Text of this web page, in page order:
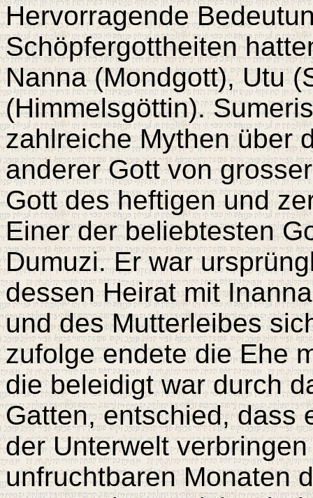
Hervorragende
Schöpfergottheiten
Nanna (Mondgott), Utu
(Himmelsgöttin).
zahlreiche Mythen über
anderer Gott von
Gott des heftigen und
Einer der beliebtesten
Dumuzi. Er war
dessen Heirat mit
und des Mutterleibes
zufolge endete die Ehe
die beleidigt war durch
Gatten, entschied, dass
der Unterwelt
unfruchtbaren Monaten